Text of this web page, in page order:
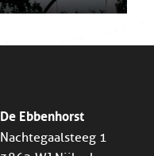
De Ebbenhorst
Nachtegaalsteeg 1